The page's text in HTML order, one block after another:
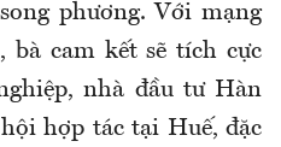
phương. Với mạng
cam kết sẽ tích cực
nhà đầu tư Hàn
hợp tác tại Huế, đặc